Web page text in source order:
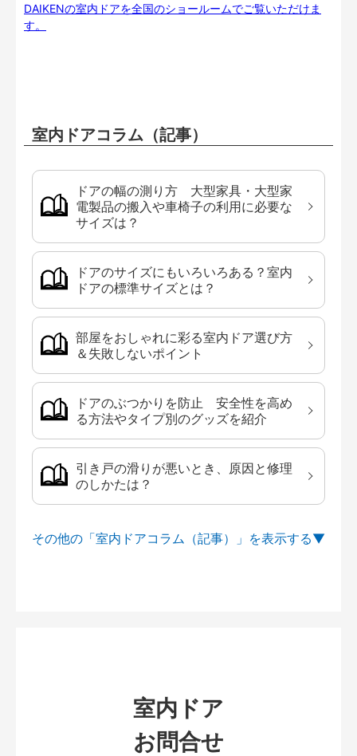
DAIKENの室内ドアを全国のショールームでご覧いただけま
す。
室内ドアコラム（記事）
ドアの幅の測り方 大型家具・大型家
電製品の搬入や車椅子の利用に必要な
サイズは？
ドアのサイズにもいろいろある？室内
ドアの標準サイズとは？
部屋をおしゃれに彩る室内ドア選び方
＆失敗しないポイント
ドアのぶつかりを防止 安全性を高め
る方法やタイプ別のグッズを紹介
引き戸の滑りが悪いとき、原因と修理
のしかたは？
その他の「室内ドアコラム（記事）」を
室内ドア
お問合せ